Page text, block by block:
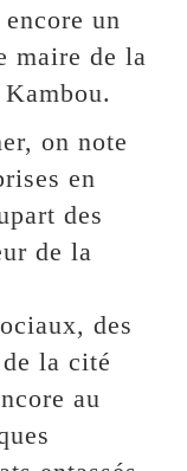
un
maire de la
on note
en
des
de la
des
la cité
au